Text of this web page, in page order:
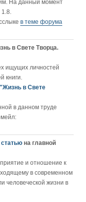
На данный момент
1.8.
в теме форума
в Свете Творца.
ищущих личностей
книги.
в Свете
в данном труде
на главной
и отношение к
в современном
человеческой жизни в